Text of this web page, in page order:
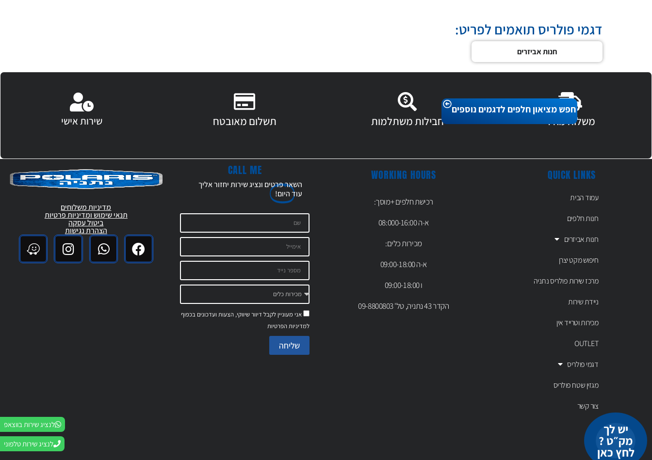
חפש מציאון חלפים לדגמים נוספים
דגמי פולריס תואמים לפריט:
חנות אביזרים
משלוח מהיר חבילות משתלמות תשלום מאובטח שירות אישי
QUICK LINKS
עמוד הבית
חנות חלפים
חנות אביזרים
חיפוש מקט יצרן
מרכז שירות פולריס נתניה
ניידת שירות
מכירות וטרייד אין
OUTLET
דגמי פולריס
מגזין שטח פולריס
צור קשר
יש לך
מק״ט ?
לחץ כאן
WORKING HOURS
רכישת חלפים +מוסך:
א-ה 08:000-16:00
מכירות כלים:
א-ה 09:00-18:00
ו 09:00-18:00
הקדר 43 נתניה, טל' 09-8800803
CALL ME
השאר פרטים ונציג שירות יחזור אליך
עודהיום!
אני מעוניין לקבל דיוור שיווקי, הצעות ועדכונים בכפוף
למדיניות הפרטיות
שליחה
לנציג שירות בווצאפ
לנציג שירות טלפוני
מדיניות משלוחים
תנאי שימוש ומדיניות פרטיות
ביטול עסקה
הצהרת נגישות